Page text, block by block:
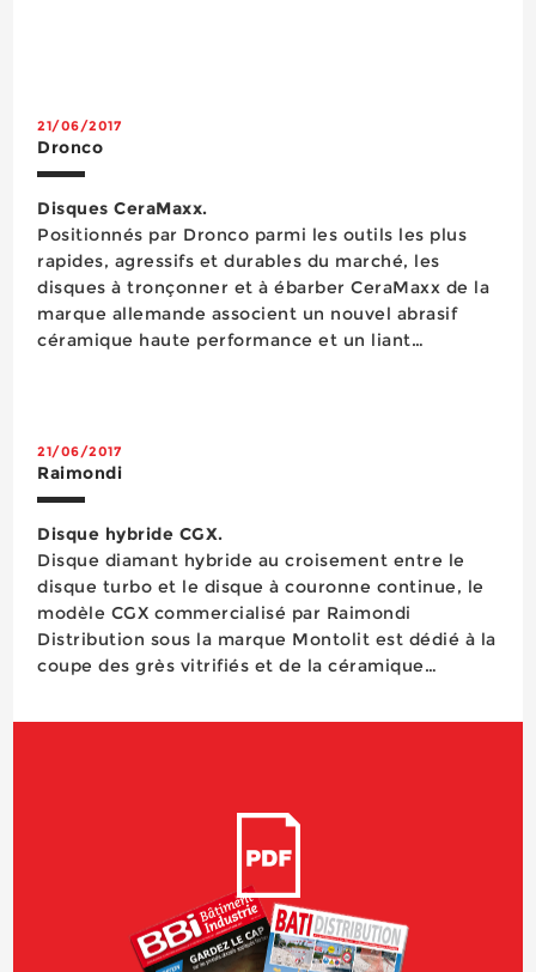
21/06/2017
Dronco
Disques CeraMaxx.
Positionnés par Dronco parmi les outils les plus
rapides, agressifs et durables du marché, les
disques à tronçonner et à ébarber CeraMaxx de la
marque allemande associent un nouvel abrasif
céramique haute performance et un liant
21/06/2017
Raimondi
Disque hybride CGX.
Disque diamant hybride au croisement entre le
disque turbo et le disque à couronne continue, le
modèle CGX commercialisé par Raimondi
Distribution sous la marque Montolit est dédié à la
coupe des grès vitrifiés et de la céramique
seulement 1,3 mm et bénéficie de la technologie